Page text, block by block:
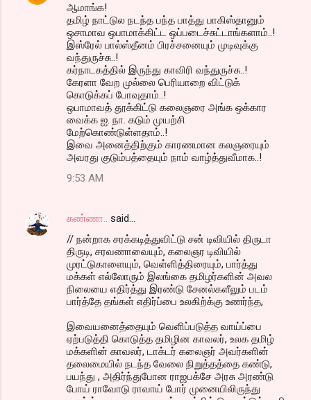
ஆமாங்க!
தமிழ் நாட்டுல நடந்த பந்த பாத்து பாகிஸ்தானும்
ஒசாமாவ ஒபாமாக்கிட்ட ஒப்படைச்சுட்டாங்களாம்..!
இஸ்ரேல் பால்ஸ்தீனம் பிரச்சனையும் முடிவுக்கு
வந்துருச்சு..!
கர்நாடக‌த்தில் இருந்து காவிரி வந்துருச்சு..!
கேரளா வேற முல்லை பெரியாறை விட்டுக்
கொடுக்கப் போவுதாம்..!
ஒபாமாவத் தூக்கிட்டு கலைஞரை அங்க ஒக்கார
வைக்க ஐ. நா. கடும் முயற்சி
மேற்கொண்டுள்ளதாம்..!
இவை அனைத்திற்கும் காரணமான கலஞரையும்
அவரது குடும்பத்தையும் நாம் வாழ்த்துவீமாக..!
9:53 AM
கண்ணா..
said…
// நன்றாக சரக்கடித்துவிட்டு சன் டிவியில் திருடா
திருடி, சரவணாவையும், கலைஞர டிவியில்
முரட்டுகாளையும், வெள்ளித்திரையும், பார்த்து
மக்கள் எல்லோரும் இலங்கை தமிழர்களின் அவல
நிலையை எதிர்த்து இரண்டு சேனல்களீலும் படம்
பார்த்தே தங்கள் எதிர்ப்பை உலகிற்க்கு உணர்ந்த,
இவையனைத்தையும் வெளிப்படுத்த வாய்ப்பை
ஏற்படுத்தி கொடுத்த தமிழின காவலர், உலக தமிழ்
மக்களின் காவலர், டாக்டர் கலைஞர் அவர்களின்
தலைமையில் நடந்த வேலை நிறுத்தத்தை கண்டு,
பயந்து , அதிர்ந்துபோன ராஜபக்சே அரசு அரண்டு
போய் ராவோடு ராவாய் போர் முனையிலிருந்து